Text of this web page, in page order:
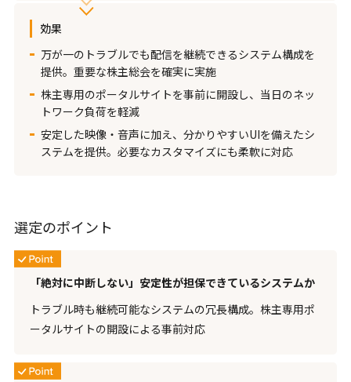
効果
万が一のトラブルでも配信を継続できるシステム構成を
提供。重要な株主総会を確実に実施
株主専用のポータルサイトを事前に開設し、当日のネッ
トワーク負荷を軽減
安定した映像・音声に加え、分かりやすいUIを備えたシ
ステムを提供。必要なカスタマイズにも柔軟に対応
選定のポイント
「絶対に中断しない」安定性が担保できているシステムか
トラブル時も継続可能なシステムの冗長構成。株主専用ポ
ータルサイトの開設による事前対応